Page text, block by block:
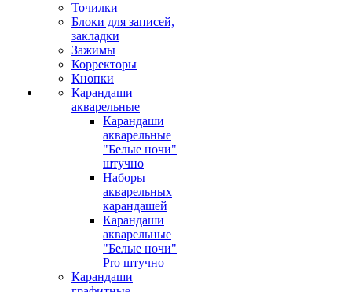
Точилки
Блоки для записей,
закладки
Зажимы
Корректоры
Кнопки
Карандаши
акварельные
Карандаши
акварельные
"Белые ночи"
штучно
Наборы
акварельных
карандашей
Карандаши
акварельные
"Белые ночи"
Pro штучно
Карандаши